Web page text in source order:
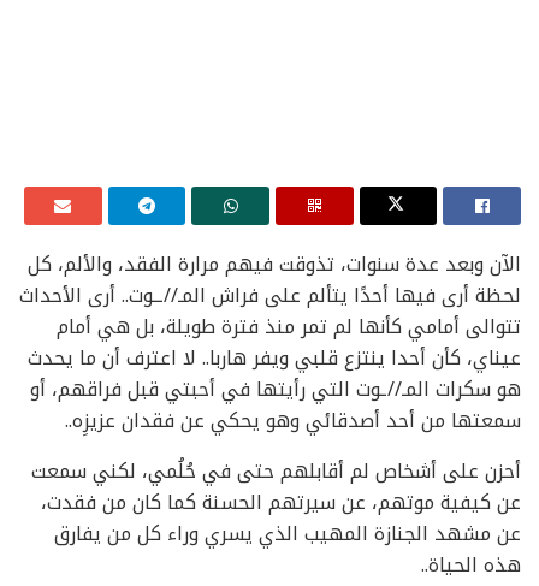
الآن وبعد عدة سنوات، تذوقت فيهم مرارة الفقد، والألم، كل
لحظة أرى فيها أحدًا يتألم على فراش المـ//ــوت.. أرى الأحداث
تتوالى أمامي كأنها لم تمر منذ فترة طويلة، بل هي أمام
عيناي، كأن أحدا ينتزع قلبي ويفر هاربا.. لا اعترف أن ما يحدث
هو سكرات المـ//ـوت التي رأيتها في أحبتي قبل فراقهم، أو
سمعتها من أحد أصدقائي وهو يحكي عن فقدان عزيزِه..
أحزن على أشخاص لم أقابلهم حتى في حُلُمي، لكني سمعت
عن كيفية موتهم، عن سيرتهم الحسنة كما كان من فقدت،
عن مشهد الجنازة المهيب الذي يسري وراء كل من يفارق
هذه الحياة..